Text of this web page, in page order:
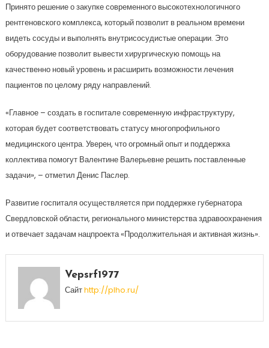
Принято решение о закупке современного высокотехнологичного
рентгеновского комплекса, который позволит в реальном времени
видеть сосуды и выполнять внутрисосудистые операции. Это
оборудование позволит вывести хирургическую помощь на
качественно новый уровень и расширить возможности лечения
пациентов по целому ряду направлений.
«Главное – создать в госпитале современную инфраструктуру,
которая будет соответствовать статусу многопрофильного
медицинского центра. Уверен, что огромный опыт и поддержка
коллектива помогут Валентине Валерьевне решить поставленные
задачи», – отметил Денис Паслер.
Развитие госпиталя осуществляется при поддержке губернатора
Свердловской области, регионального министерства здравоохранения
и отвечает задачам нацпроекта «Продолжительная и активная жизнь».
Vepsrf1977
Сайтhttp://plho.ru/